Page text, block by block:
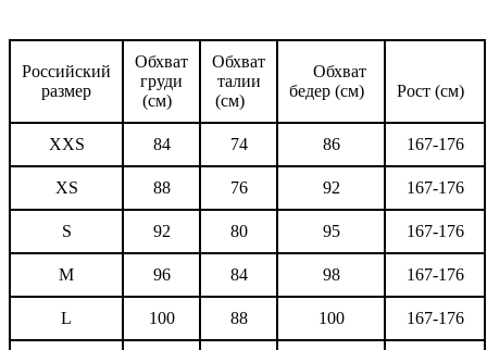
Российский
размер
Обхват
груди
(см)
Обхват
талии
(см)
Обхват
бедер (см)
Рост (см)
XXS 84 74 86 167-176
XS 88 76 92 167-176
S 92 80 95 167-176
M 96 84 98 167-176
L 100 88 100 167-176